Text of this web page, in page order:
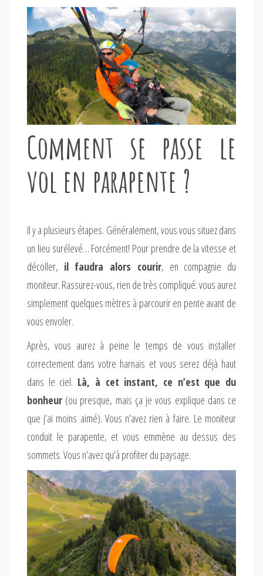
Comment se passe le
vol en parapente ?
Il y a plusieurs étapes. Généralement, vous vous situez dans
un lieu surélevé… Forcément! Pour prendre de la vitesse et
décoller, il faudra alors courir, en compagnie du
moniteur. Rassurez-vous, rien de très compliqué: vous aurez
simplement quelques mètres à parcourir en pente avant de
vous envoler.
Après, vous aurez à peine le temps de vous installer
correctement dans votre harnais et vous serez déjà haut
dans le ciel. Là, à cet instant, ce n’est que du
bonheur (ou presque, mais ça je vous explique dans ce
que j’ai moins aimé). Vous n’avez rien à faire. Le moniteur
conduit le parapente, et vous emmène au dessus des
sommets. Vous n’avez qu’à profiter du paysage.